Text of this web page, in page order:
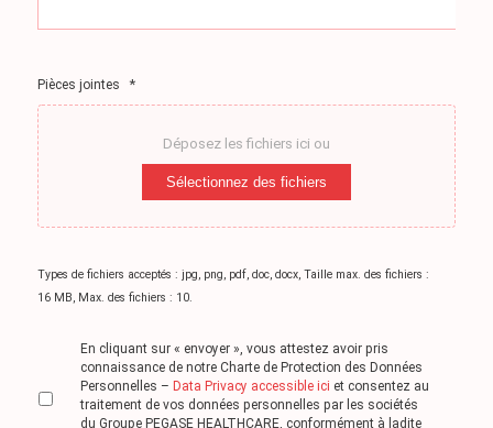
Pièces jointes *
Déposez les fichiers ici ou
Sélectionnez des fichiers
Types de fichiers acceptés : jpg, png, pdf, doc, docx, Taille max. des fichiers :
16 MB, Max. des fichiers : 10.
*
En cliquant sur « envoyer », vous attestez avoir pris
connaissance de notre Charte de Protection des Données
Personnelles – Data Privacy accessible ici et consentez au
traitement de vos données personnelles par les sociétés
du Groupe PEGASE HEALTHCARE, conformément à ladite